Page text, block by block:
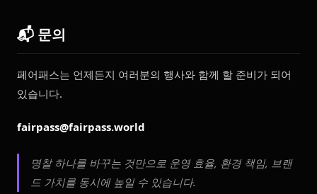
📬 문의
페어패스는 언제든지 여러분의 행사와 함께 할 준비가 되어
있습니다.
fairpass@fairpass.world
명찰 하나를 바꾸는 것만으로 운영 효율, 환경 책임, 브랜
드 가치를 동시에 높일 수 있습니다.